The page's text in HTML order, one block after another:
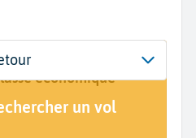
voyage
économique
un vol